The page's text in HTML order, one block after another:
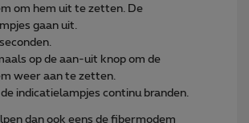
om hem uit te zetten. De
gaan uit.
op de aan-uit knop om de
weer aan te zetten.
indicatielampjes continu branden.
dan ook eens de fibermodem